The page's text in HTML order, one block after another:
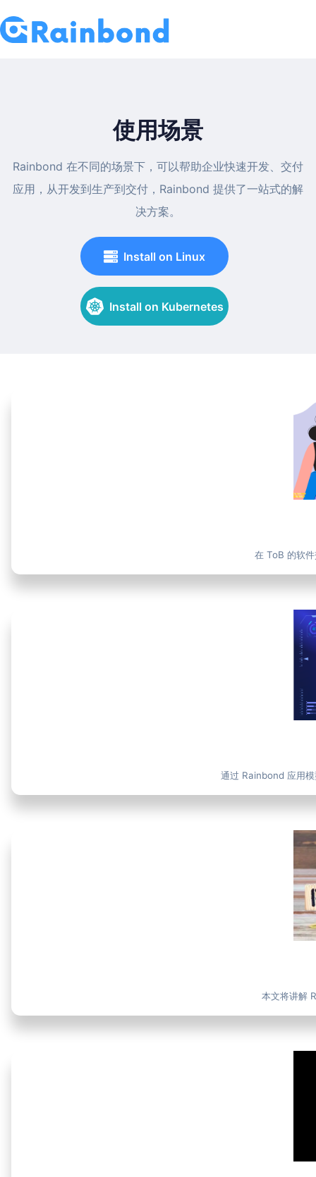
使用场景
Rainbond 在不同的场景下，可以帮助企业快速开发、交付
应用，从开发到生产到交付，Rainbond 提供了一站式的解
决方案。
Install on Linux
Install on Kubernetes
在 ToB 的软
通过 Rainbond 应用模
本文将讲解